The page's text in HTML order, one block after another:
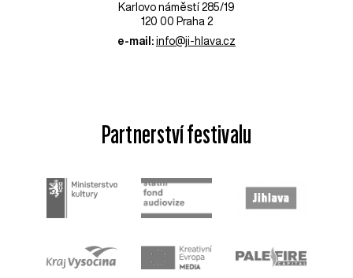
Karlovo náměstí 285/19
120 00 Praha 2
e-mail: info@ji-hlava.cz
Partnerství festivalu